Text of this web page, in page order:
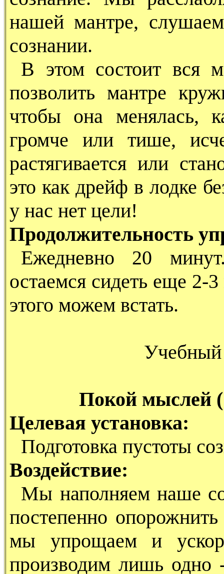
нашей мантре,
сознании.
В этом состоит вся
позволить мантре
чтобы она менялась,
громче или тише,
растягивается или
это как дрейф в лодке
у нас нет цели!
Продолжительность
Ежедневно 20
остаемся сидеть еще 2-
этого можем встать.
Учебный
Покой мыслей
Целевая установка:
Подготовка пустоты
Воздействие:
Мы наполняем наше
постепенно
мы упрощаем и
производим лишь одно